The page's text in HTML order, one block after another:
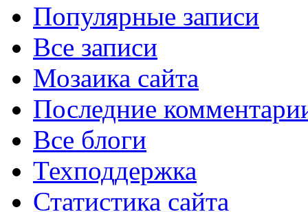
Популярные записи
Все записи
Мозаика сайта
Последние
Все блоги
Техподдержка
Статистика сайта